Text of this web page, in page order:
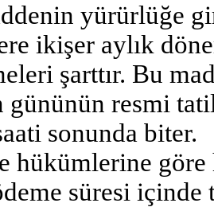
yürürlüğe
ikişer aylık
şarttır. Bu
gününün resmi
sonunda biter.
hükümlerine göre
süresi içinde